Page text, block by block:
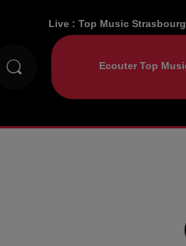
Live :Top Music Strasbourg